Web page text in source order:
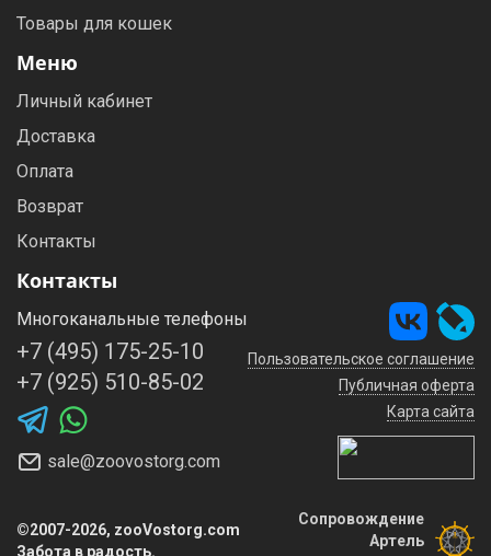
Товары для кошек
Меню
Личный кабинет
Доставка
Оплата
Возврат
Контакты
Контакты
Многоканальные телефоны
+7 (495) 175-25-10
+7 (925) 510-85-02
sale@zoovostorg.com
Пользовательское соглашение
Публичная оферта
Карта сайта
©2007-2026, zooVostorg.com
Забота в радость.
Сопровождение
Артель